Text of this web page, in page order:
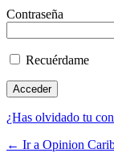
Contraseña
Recuérdame
¿Has olvidado tu
← Ir a Opinion